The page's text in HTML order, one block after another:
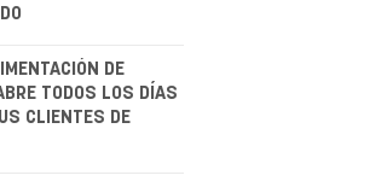
DE
TODOS LOS DÍAS
CLIENTES DE